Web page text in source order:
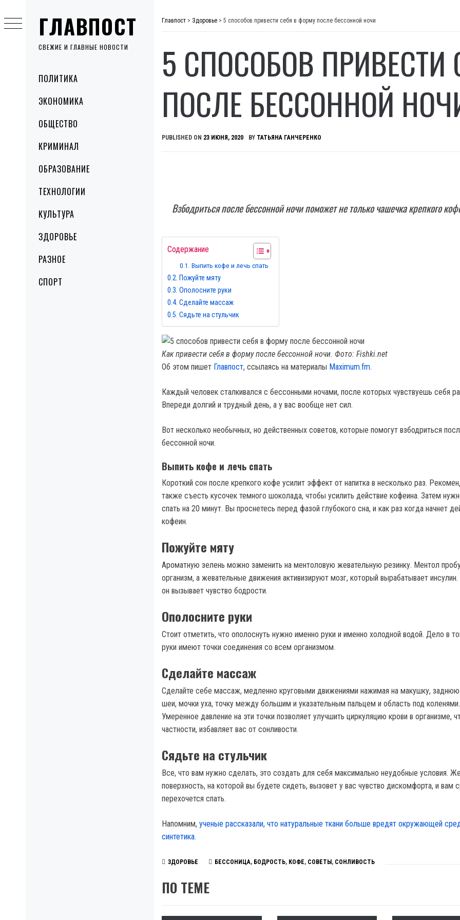
ГЛАВПОСТ
СВЕЖИЕ И ГЛАВНЫЕ НОВОСТИ
MenuПОЛИТИКА
ЭКОНОМИКА
ОБЩЕСТВО
КРИМИНАЛ
ОБРАЗОВАНИЕ
ТЕХНОЛОГИИ
КУЛЬТУРА
ЗДОРОВЬЕ
РАЗНОЕ
СПОРТ
to
content
Главпост > Здоровье > 5 способов привести себя в форму после бессонной ночи
5 СПОСОБОВ
ПОСЛЕ БЕССОННОЙ
PUBLISHED ON 23 ИЮНЯ, 2020 BY ТАТЬЯНА ГАНЧЕРЕНКО
Взбодриться после бессонной ночи поможет не только чашечка крепкого
Содержание
Выпить кофе и лечь спать
Пожуйте мяту
Ополосните руки
Сделайте массаж
Сядьте на стульчик
Как привести себя в форму после бессонной ночи. Фото: Fishki.net
Об этом пишет Главпост, ссылаясь на материалы Maximum.fm.
Каждый человек сталкивался с бессонными ночами, после которых чувствуешь себя
Впереди долгий и трудный день, а у вас вообще нет сил.
Вот несколько необычных, но действенных советов, которые помогут взбодриться
бессонной ночи.
Выпить кофе и лечь спать
Короткий сон после крепкого кофе усилит эффект от напитка в несколько раз.
также съесть кусочек темного шоколада, чтобы усилить действие кофеина. Затем
спать на 20 минут. Вы проснетесь перед фазой глубокого сна, и как раз когда начнет
кофеин.
Пожуйте мяту
Ароматную зелень можно заменить на ментоловую жевательную резинку. Ментол
организм, а жевательные движения активизируют мозг, который вырабатывает
он вызывает чувство бодрости.
Ополосните руки
Стоит отметить, что ополоснуть нужно именно руки и именно холодной водой. Дело в
руки имеют точки соединения со всем организмом.
Сделайте массаж
Сделайте себе массаж, медленно круговыми движениями нажимая на макушку, заднюю
шеи, мочки уха, точку между большим и указательным пальцем и область под коленями.
Умеренное давление на эти точки позволяет улучшить циркуляцию крови в организме,
частности, избавляет вас от сонливости.
Сядьте на стульчик
Все, что вам нужно сделать, это создать для себя максимально неудобные условия.
поверхность, на которой вы будете сидеть, вызовет у вас чувство дискомфорта, и вам
перехочется спать.
Напомним, ученые рассказали, что натуральные ткани больше вредят окружающей
синтетика.
ЗДОРОВЬЕ БЕССОНИЦА, БОДРОСТЬ, КОФЕ, СОВЕТЫ , СОНЛИВОСТЬ
ПО ТЕМЕ